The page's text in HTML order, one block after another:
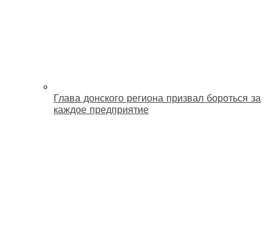
Глава донского региона призвал бороться за
каждое предприятие